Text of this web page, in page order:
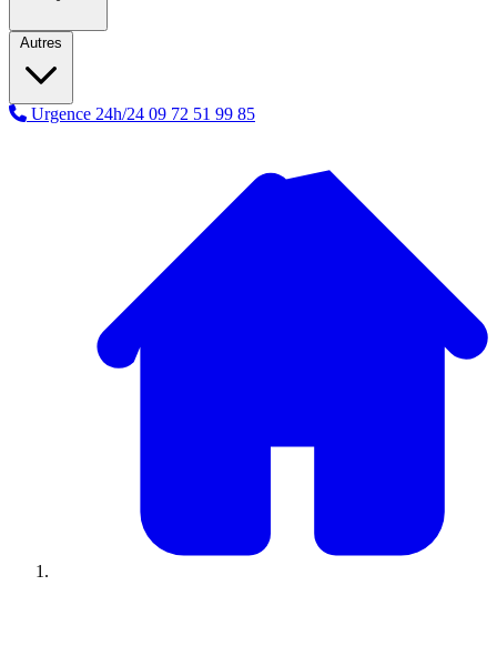
Autres
Urgence 24h/24 09 72 51 99 85